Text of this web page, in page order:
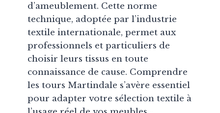
d’ameublement. Cette norme
technique, adoptée par l’industrie
textile internationale, permet aux
professionnels et particuliers de
choisir leurs tissus en toute
connaissance de cause. Comprendre
les tours Martindale s’avère essentiel
pour adapter votre sélection textile à